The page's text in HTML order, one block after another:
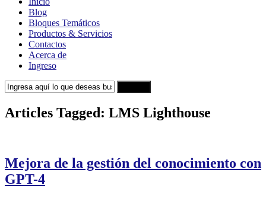
Blog
Bloques Temáticos
Productos & Servicios
Contactos
Acerca de
Ingreso
Articles Tagged: LMS Lighthouse
Mejora de la gestión del conocimiento con
GPT-4